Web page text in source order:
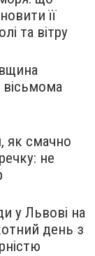
її
та вітру
вісьмома
як смачно
не
у Львові на
день з